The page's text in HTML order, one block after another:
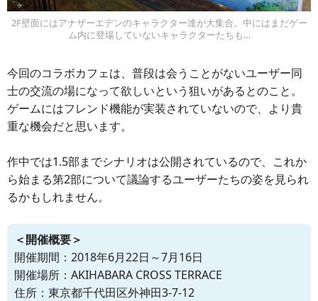
2F壁面にはアナザーエデンのキャラクター達が大集合。中にはまだゲー
ム内に登場していないキャラクターたちも…
今回のコラボカフェは、普段は会うことがないユーザー同
士の交流の場になって欲しいという狙いがあるとのこと。
ゲームにはフレンド機能が実装されていないので、より貴
重な機会だと思います。
作中では1.5部までシナリオは公開されているので、これか
ら始まる第2部について議論するユーザーたちの姿を見られ
るかもしれません。
＜開催概要＞
開催期間：2018年6月22日～7月16日
開催場所：AKIHABARA CROSS TERRACE
住所：東京都千代田区外神田3-7-12